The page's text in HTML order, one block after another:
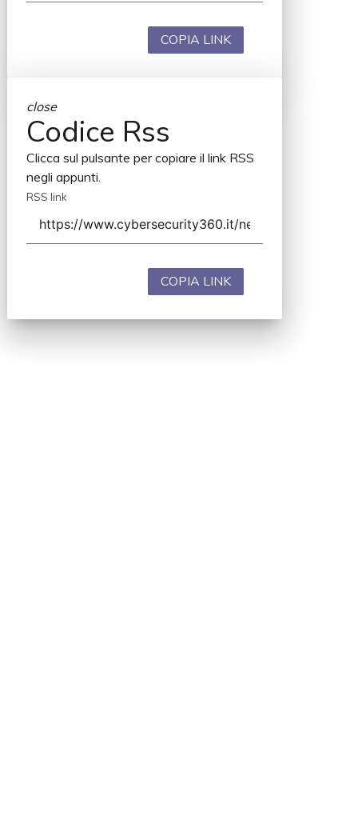
COPIA LINK
close
Codice Rss
Clicca sul pulsante per copiare il link RSS
negli appunti.
RSS link
COPIA LINK